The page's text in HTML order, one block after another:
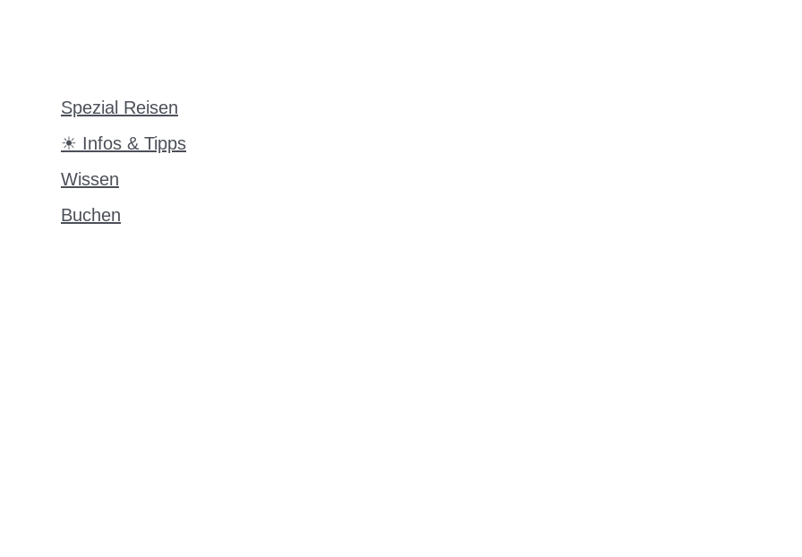
Spezial Reisen
☀ Infos & Tipps
Wissen
Buchen